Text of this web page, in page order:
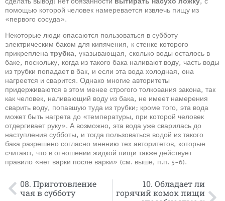
помощью которой человек намеревается извлечь пищу из
«первого сосуда».
Некоторые люди опасаются пользоваться в субботу
электрическим баком для кипячения, к стенке которого
прикреплена трубка, указывающая, сколько воды осталось в
баке, поскольку, когда из такого бака наливают воду, часть воды
из трубки попадает в бак, и если эта вода холодная, она
нагреется и сварится. Однако многие авторитеты
придерживаются в этом менее строгого толкования закона, так
как человек, наливающий воду из бака, не имеет намерения
сварить воду, попавшую туда из трубки; кроме того, эта вода
может быть нагрета до «температуры, при которой человек
отдергивает руку». А возможно, эта вода уже сварилась до
наступления субботы, и тогда пользоваться водой из такого
бака разрешено согласно мнению тех авторитетов, которые
считают, что в отношении жидкой пищи также действует
правило «нет варки после варки» (см. выше, п.п. 5-6).
08. Приготовление
чая в субботу
10. Обладает ли
горячий комок пищи